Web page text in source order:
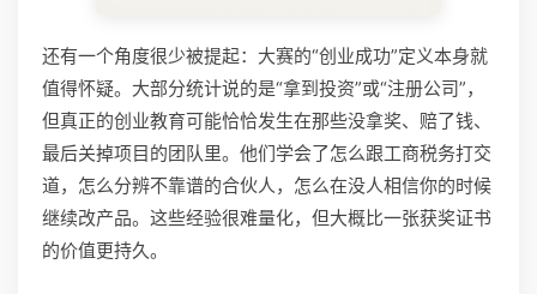
还有一个角度很少被提起：大赛的“创业成功”定义本身就
值得怀疑。大部分统计说的是“拿到投资”或“注册公司”，
但真正的创业教育可能恰恰发生在那些没拿奖、赔了钱、
最后关掉项目的团队里。他们学会了怎么跟工商税务打交
道，怎么分辨不靠谱的合伙人，怎么在没人相信你的时候
继续改产品。这些经验很难量化，但大概比一张获奖证书
的价值更持久。